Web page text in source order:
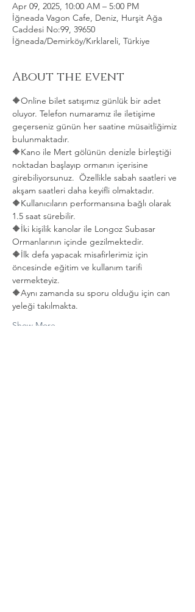
Apr 09, 2025, 10:00 AM – 5:00 PM
İğneada Vagon Cafe, Deniz, Hurşit Ağa
Caddesi No:99, 39650
İğneada/Demirköy/Kırklareli, Türkiye
About the event
🔶Online bilet satışımız günlük bir adet
oluyor. Telefon numaramız ile iletişime
geçerseniz günün her saatine müsaitliğimiz
bulunmaktadır.
🔶Kano ile Mert gölünün denizle birleştiği
noktadan başlayıp ormanın içerisine
girebiliyorsunuz.  Özellikle sabah saatleri ve
akşam saatleri daha keyifli olmaktadır.
🔶Kullanıcıların performansına bağlı olarak
1.5 saat sürebilir.
🔶İki kişilik kanolar ile Longoz Subasar
Ormanlarının içinde gezilmektedir.
🔶İlk defa yapacak misafirlerimiz için
öncesinde eğitim ve kullanım tarifi
vermekteyiz.
🔶Aynı zamanda su sporu olduğu için can
yeleği takılmakta.
Show More